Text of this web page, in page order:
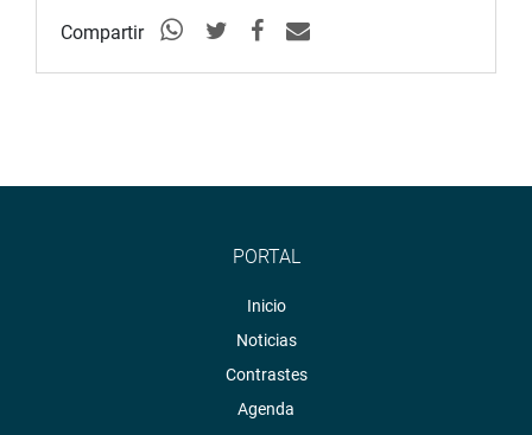
Compartir
PORTAL
Inicio
Noticias
Contrastes
Agenda